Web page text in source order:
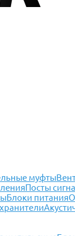
муфты
Посты
Блоки питания